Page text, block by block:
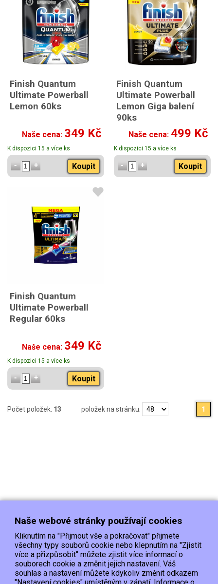
Finish Quantum
Ultimate Powerball
Lemon 60ks
Naše cena: 349 Kč
K dispozici 15 a více ks
Koupit
Finish Quantum
Ultimate Powerball
Lemon Giga balení
90ks
Naše cena: 499 Kč
K dispozici 15 a více ks
Koupit
Finish Quantum
Ultimate Powerball
Regular 60ks
Naše cena: 349 Kč
K dispozici 15 a více ks
Koupit
Počet položek: 13 položek na stránku: 1
Doprava Platba
Kontakt/Reklamace
Obchodní podmínky
Ochrana os.údajů
Naše webové stránky používají cookies
Kliknutím na "Přijmout vše a pokračovat" přijmete
všechny typy souborů cookie nebo klepnutím na "Zjistit
více a přizpůsobit" můžete zjistit více informací o
souborech cookie a změnit jejich nastavení. Váš
souhlas a nastavení můžete kdykoliv změnit odkazem